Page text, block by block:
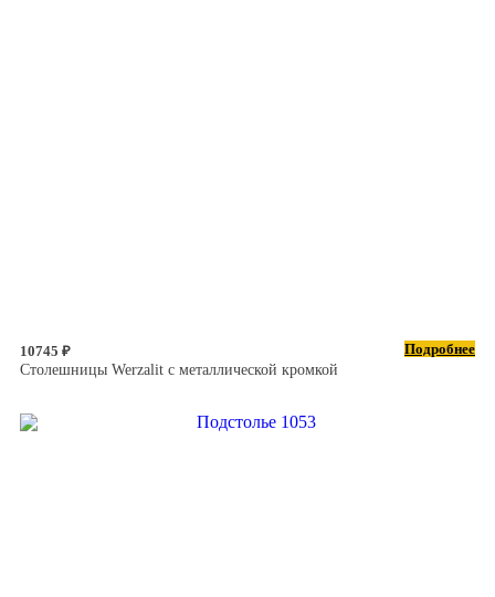
10745 ₽
Подробнее
Столешницы Werzalit с металлической кромкой